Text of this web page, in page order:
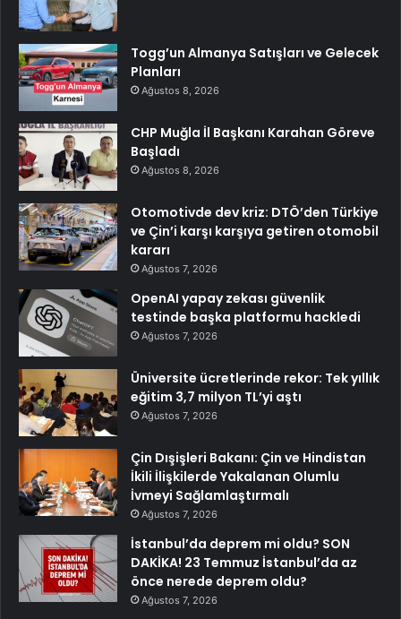
Togg’un Almanya Satışları ve Gelecek
Planları
Ağustos 8, 2026
CHP Muğla İl Başkanı Karahan Göreve
Başladı
Ağustos 8, 2026
Otomotivde dev kriz: DTÖ’den Türkiye
ve Çin’i karşı karşıya getiren otomobil
kararı
Ağustos 7, 2026
OpenAI yapay zekası güvenlik
testinde başka platformu hackledi
Ağustos 7, 2026
Üniversite ücretlerinde rekor: Tek yıllık
eğitim 3,7 milyon TL’yi aştı
Ağustos 7, 2026
Çin Dışişleri Bakanı: Çin ve Hindistan
İkili İlişkilerde Yakalanan Olumlu
İvmeyi Sağlamlaştırmalı
Ağustos 7, 2026
İstanbul’da deprem mi oldu? SON
DAKİKA! 23 Temmuz İstanbul’da az
önce nerede deprem oldu?
Ağustos 7, 2026